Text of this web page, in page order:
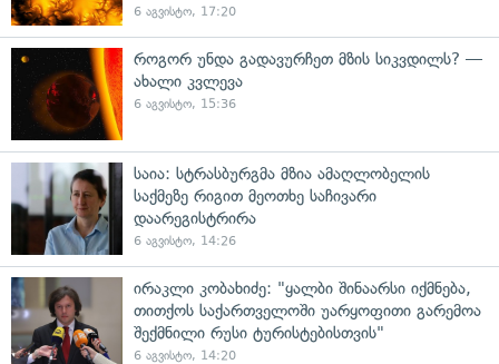
6 აგვისტო, 17:20
როგორ უნდა გადავურჩეთ მზის სიკვდილს? —
ახალი კვლევა
6 აგვისტო, 15:36
საია: სტრასბურგმა მზია ამაღლობელის
საქმეზე რიგით მეოთხე საჩივარი
დაარეგისტრირა
6 აგვისტო, 14:26
ირაკლი კობახიძე: "ყალბი შინაარსი იქმნება,
თითქოს საქართველოში უარყოფითი გარემოა
შექმნილი რუსი ტურისტებისთვის"
6 აგვისტო, 14:20